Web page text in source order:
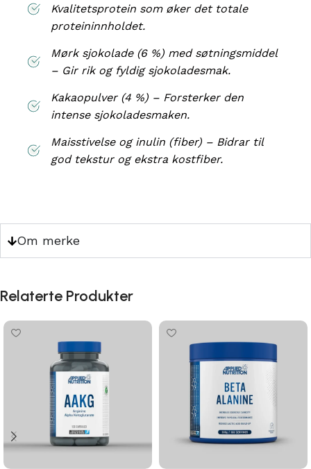
Kvalitetsprotein som øker det totale
proteininnholdet.
Mørk sjokolade (6 %) med søtningsmiddel
– Gir rik og fyldig sjokoladesmak.
Kakaopulver (4 %) – Forsterker den
intense sjokoladesmaken.
Maisstivelse og inulin (fiber) – Bidrar til
god tekstur og ekstra kostfiber.
Om merke
Relaterte Produkter